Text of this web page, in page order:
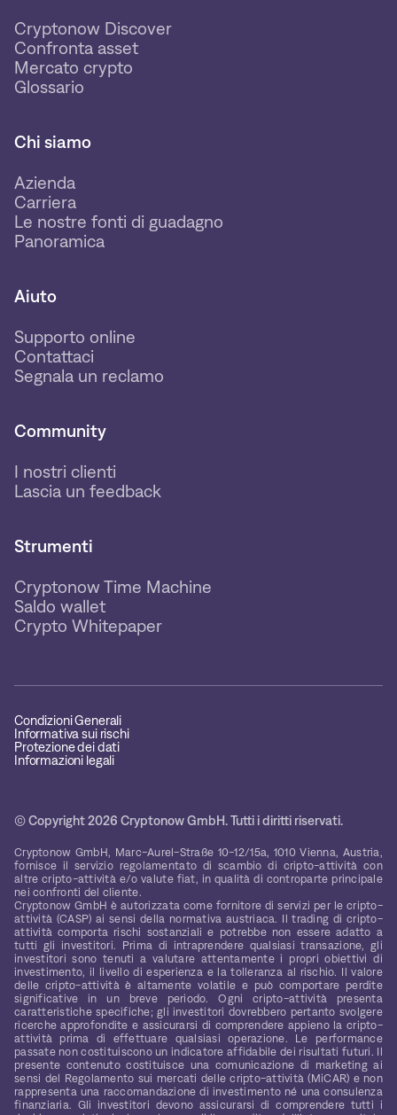
Cryptonow Discover
Confronta asset
Mercato crypto
Glossario
Chi siamo
Azienda
Carriera
Le nostre fonti di guadagno
Panoramica
Aiuto
Supporto online
Contattaci
Segnala un reclamo
Community
I nostri clienti
Lascia un feedback
Strumenti
Cryptonow Time Machine
Saldo wallet
Crypto Whitepaper
Condizioni Generali
Informativa sui rischi
Protezione dei dati
Informazioni legali
© Copyright 2026 Cryptonow GmbH. Tutti i diritti riservati.
Cryptonow GmbH, Marc-Aurel-Straße 10-12/15a, 1010 Vienna, Austria,
fornisce il servizio regolamentato di scambio di cripto-attività con
altre cripto-attività e/o valute fiat, in qualità di controparte principale
nei confronti del cliente.
Cryptonow GmbH è autorizzata come fornitore di servizi per le cripto-
attività (CASP) ai sensi della normativa austriaca. Il trading di cripto-
attività comporta rischi sostanziali e potrebbe non essere adatto a
tutti gli investitori. Prima di intraprendere qualsiasi transazione, gli
investitori sono tenuti a valutare attentamente i propri obiettivi di
investimento, il livello di esperienza e la tolleranza al rischio. Il valore
delle cripto-attività è altamente volatile e può comportare perdite
significative in un breve periodo. Ogni cripto-attività presenta
caratteristiche specifiche; gli investitori dovrebbero pertanto svolgere
ricerche approfondite e assicurarsi di comprendere appieno la cripto-
attività prima di effettuare qualsiasi operazione. Le performance
passate non costituiscono un indicatore affidabile dei risultati futuri. Il
presente contenuto costituisce una comunicazione di marketing ai
sensi del Regolamento sui mercati delle cripto-attività (MiCAR) e non
rappresenta una raccomandazione di investimento né una consulenza
finanziaria. Gli investitori devono assicurarsi di comprendere tutti i